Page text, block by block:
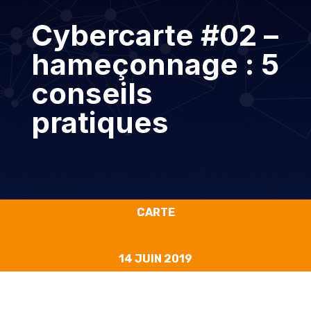
Cybercarte #02 –
hameçonnage : 5
conseils
pratiques
CARTE
14 JUIN 2019